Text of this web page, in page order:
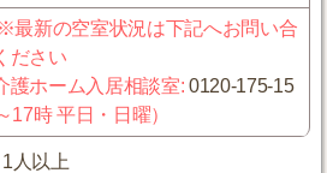
新の空室状況は下記へお問い合
ださい
護ホーム入居相談室:0120-175-15
17時 平日・日曜）
人以上